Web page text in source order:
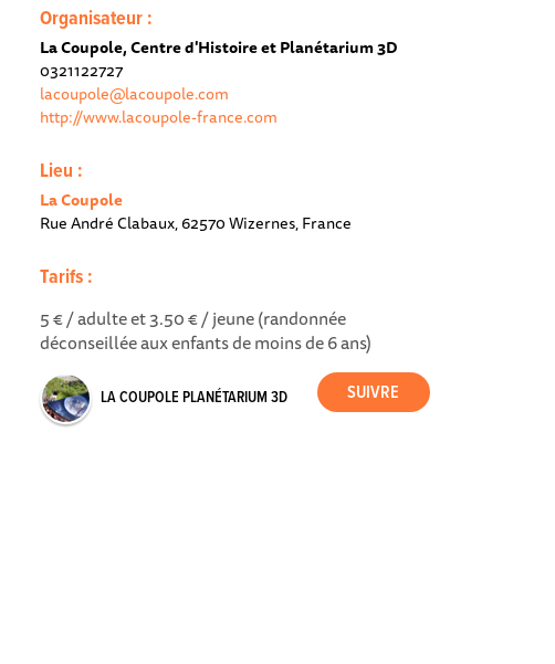
Organisateur :
La Coupole, Centre d'Histoire et Planétarium 3D
0321122727
lacoupole@lacoupole.com
http://www.lacoupole-france.com
Lieu :
La Coupole
Rue André Clabaux, 62570 Wizernes, France
Tarifs :
5 € / adulte et 3.50 € / jeune (randonnée
déconseillée aux enfants de moins de 6 ans)
LA COUPOLE PLANÉTARIUM 3D